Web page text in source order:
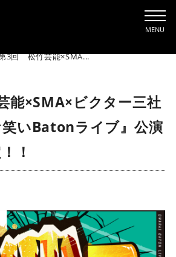
MENU
3回 松竹芸能×SMA...
×SMA×ビクター三社
いBatonライブ』公演
！